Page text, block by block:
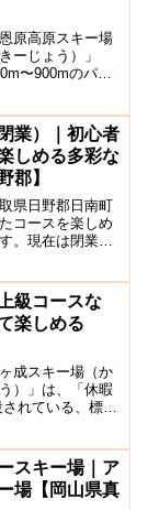
原高原スキー場
ーじょう）」
〜900mのパノ
ー場として知ら
業）｜初心者
しめる多彩な
郡】
県日野郡日南町
コースを楽しめ
。現在は閉業し
は7つあり、初心
...
級コースな
楽しめる
成スキー場（か
）」は、「休暇
れている、標高
ー場です。岡山
スキー場｜ア
場【岡山県真